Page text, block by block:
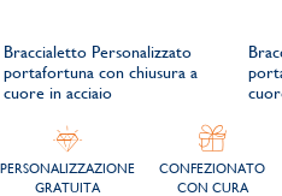
Braccialetto Personalizzato
portafortuna con chiusura a
cuore in acciaio
PERSONALIZZAZIONE
GRATUITA
CONFEZIONATO
CON CURA